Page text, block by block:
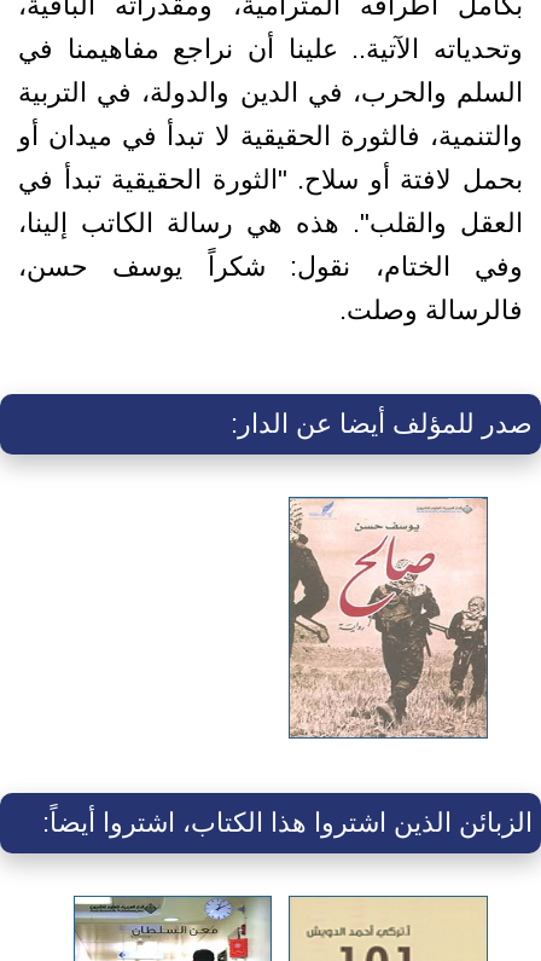
وتحدياته الآتية.. علينا أن نراجع مفاهيمنا في
السلم والحرب، في الدين والدولة، في التربية
والتنمية، فالثورة الحقيقية لا تبدأ في ميدان أو
بحمل لافتة أو سلاح. "الثورة الحقيقية تبدأ في
العقل والقلب". هذه هي رسالة الكاتب إلينا،
وفي الختام، نقول: شكراً يوسف حسن،
فالرسالة وصلت.
صدر للمؤلف أيضا عن الدار:
الزبائن الذين اشتروا هذا الكتاب، اشتروا أيضاً: